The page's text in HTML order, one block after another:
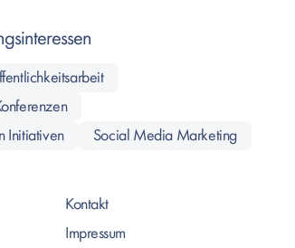
Initiativen
Social Media Marketing
Kontakt
Impressum